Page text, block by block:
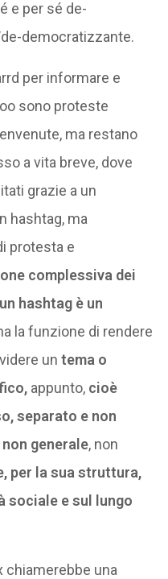
e per sé de-
democratizzante.
per informare e
sono proteste
ma restano
a vita breve, dove
grazie a un
hashtag, ma
protesta e
complessiva dei
un hashtag è un
la funzione di rendere
un tema o
appunto, cioè
separato e non
non generale, non
per la sua struttura,
sociale e sul lungo
chiamerebbe una